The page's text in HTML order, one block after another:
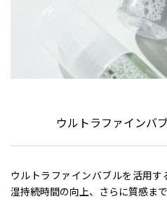
ウルトラファインバ
ウルトラファインバブルを活用
湿持続時間の向上、さらに質感ま